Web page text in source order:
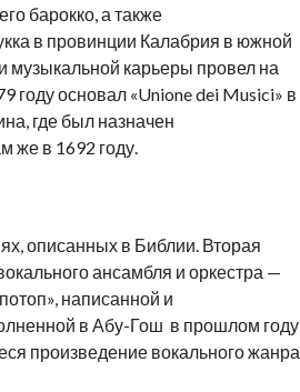
барокко, а также
в провинции Калабрия в южной
музыкальной карьеры провел на
году основал «Unione dei Musici» в
где был назначен
же в 1692 году.
описанных в Библии. Вторая
ансамбля и оркестра —
написанной и
в Абу-Гош в прошлом году
произведение вокального жанра